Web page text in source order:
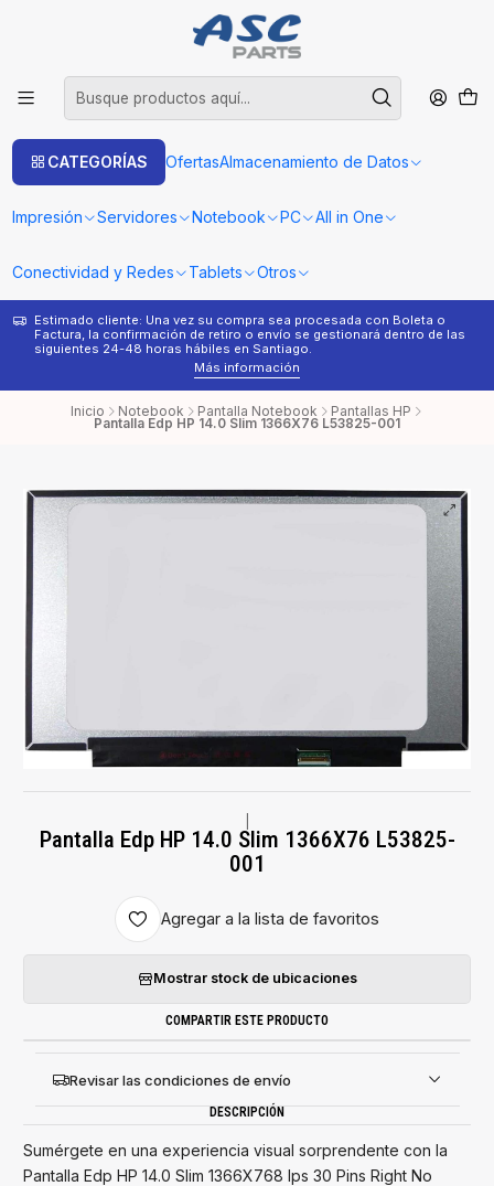
CATEGORÍAS OfertasAlmacenamiento de Datos
Impresión Servidores Notebook PC All in One
Conectividad y Redes Tablets Otros
Estimado cliente: Una vez su compra sea procesada con Boleta o
Factura, la confirmación de retiro o envío se gestionará dentro de las
siguientes 24-48 horas hábiles en Santiago.
Más información
Inicio Notebook Pantalla Notebook Pantallas HP
Pantalla Edp HP 14.0 Slim 1366X76 L53825-001
Pantalla Edp HP 14.0 Slim 1366X76 L53825-
001
Agregar a la lista de favoritos
Mostrar stock de ubicaciones
COMPARTIR ESTE PRODUCTO
Revisar las condiciones de envío
DESCRIPCIÓN
Sumérgete en una experiencia visual sorprendente con la
Pantalla Edp HP 14.0 Slim 1366X768 Ips 30 Pins Right No